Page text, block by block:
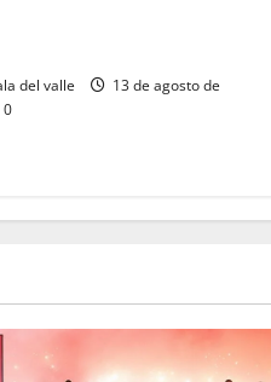
del valle
13 de agosto de
0